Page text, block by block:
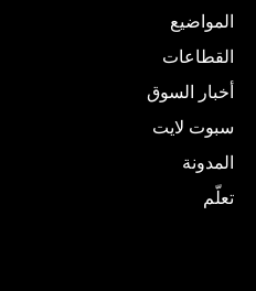
المواضيع
القطاعات
أخبار السوق
سبوت لايت
المدونة
تعلّم